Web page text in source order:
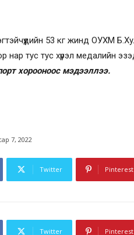
53 кг жинд ОУХМ
тус тус хүрэл медалийн
хорооноос мэдээллээ.
7, 2022
Twitter Pinterest
Twitter Pinterest